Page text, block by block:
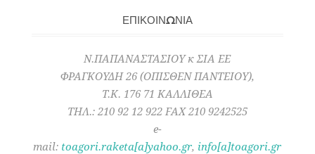
ΕΠΙΚΟΙΝΩΝΙΑ
Ν.ΠΑΠΑΝΑΣΤΑΣΙΟΥ κ ΣΙΑ ΕΕ
ΦΡΑΓΚΟΥΔΗ 26 (ΟΠΙΣΘΕΝ ΠΑΝΤΕΙΟΥ),
Τ.Κ. 176 71 ΚΑΛΛΙΘΕΑ
ΤΗΛ.: 210 92 12 922 FAX 210 9242525
e-
mail: toagori.raketa[a]yahoo.gr, info[a]toagori.gr